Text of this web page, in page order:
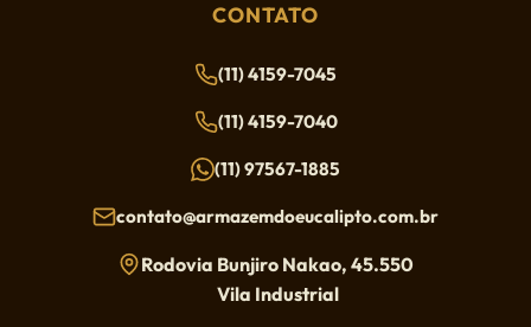
CONTATO
(11) 4159-7045
(11) 4159-7040
(11) 97567-1885
contato@armazemdoeucalipto.com.br
Rodovia Bunjiro Nakao, 45.550
Vila Industrial